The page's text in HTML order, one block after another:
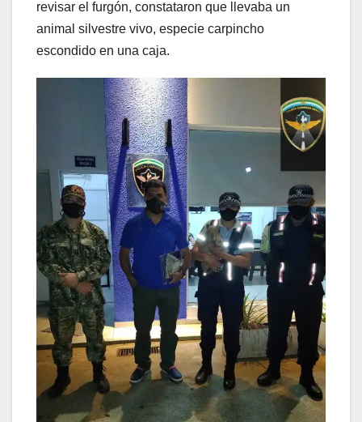
revisar el furgón, constataron que llevaba un
animal silvestre vivo, especie carpincho
escondido en una caja.